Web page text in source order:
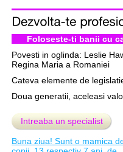
Foloseste-ti banii cu
Povesti in oglinda: Leslie
Regina Maria a Romaniei
Cateva elemente de
Doua generatii, aceleasi
Intreaba un specialist
Buna ziua! Sunt o mamica